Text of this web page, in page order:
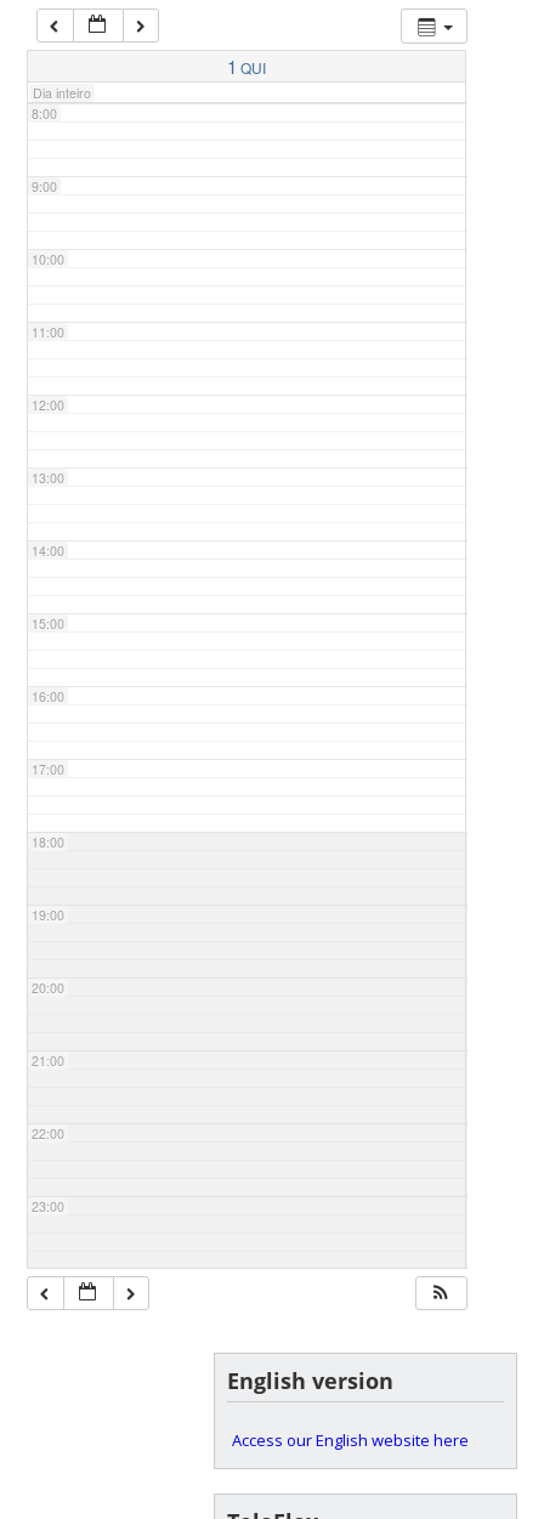
1 QUI
Dia inteiro
7:00
8:00
9:00
10:00
11:00
12:00
13:00
14:00
15:00
16:00
17:00
18:00
19:00
20:00
21:00
22:00
23:00
English version
Access our English website here